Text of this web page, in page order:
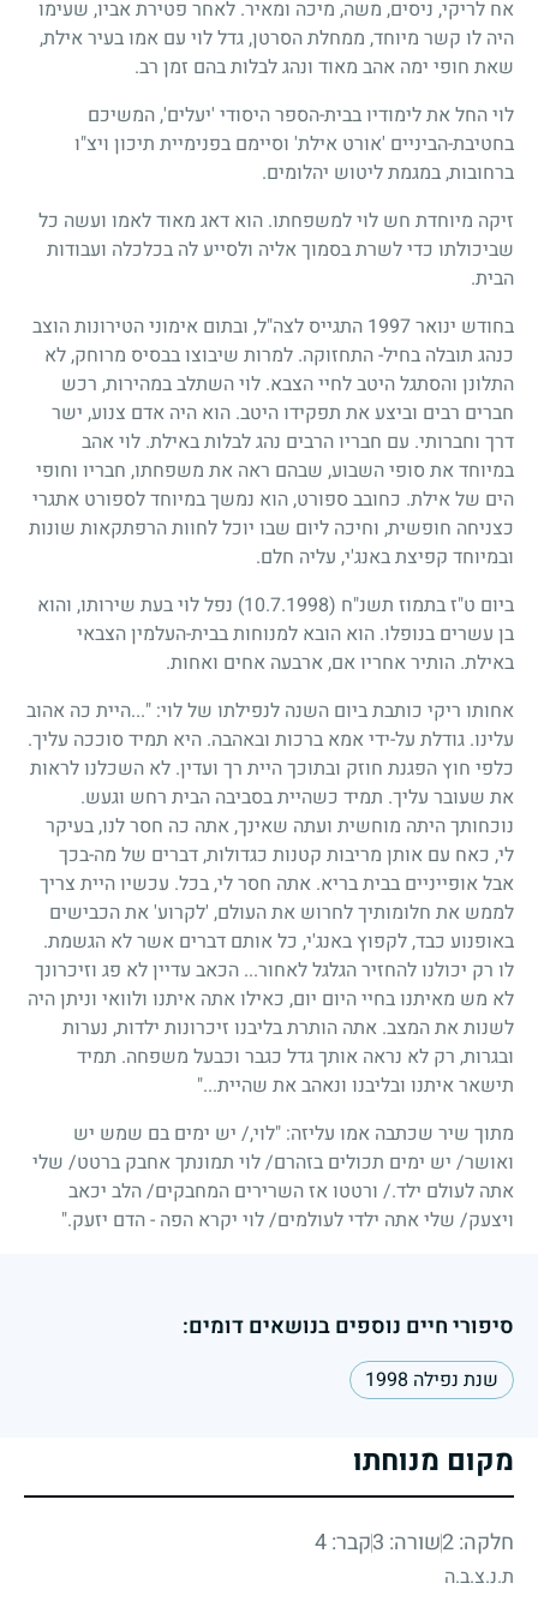
אח לריקי, ניסים, משה, מיכה ומאיר. לאחר פטירת אביו, שעימו
היה לו קשר מיוחד, ממחלת הסרטן, גדל לוי עם אמו בעיר אילת,
שאת חופי ימה אהב מאוד ונהג לבלות בהם זמן רב.
לוי החל את לימודיו בבית-הספר היסודי 'יעלים', המשיכם
בחטיבת-הביניים 'אורט אילת' וסיימם בפנימיית תיכון ויצ"ו
ברחובות, במגמת ליטוש יהלומים.
זיקה מיוחדת חש לוי למשפחתו. הוא דאג מאוד לאמו ועשה כל
שביכולתו כדי לשרת בסמוך אליה ולסייע לה בכלכלה ועבודות
הבית.
בחודש ינואר1997 התגייס לצה"ל, ובתום אימוני הטירונות הוצב
כנהג תובלה בחיל- התחזוקה. למרות שיבוצו בבסיס מרוחק, לא
התלונן והסתגל היטב לחיי הצבא. לוי השתלב במהירות, רכש
חברים רבים וביצע את תפקידו היטב. הוא היה אדם צנוע, ישר
דרך וחברותי. עם חבריו הרבים נהג לבלות באילת. לוי אהב
במיוחד את סופי השבוע, שבהם ראה את משפחתו, חבריו וחופי
הים של אילת. כחובב ספורט, הוא נמשך במיוחד לספורט אתגרי
כצניחה חופשית, וחיכה ליום שבו יוכל לחוות הרפתקאות שונות
ובמיוחד קפיצת באנג'י, עליה חלם.
ביום ט"ז בתמוז תשנ"ח (10.7.1998)
נפל לוי בעת שירותו, והוא
בן עשרים בנופלו. הוא הובא למנוחות בבית-העלמין הצבאי
באילת. הותיר אחריו אם, ארבעה אחים ואחות.
אחותו ריקי כותבת ביום השנה לנפילתו של לוי: "...היית כה אהוב
עלינו. גודלת על-ידי אמא ברכות ובאהבה. היא תמיד סוככה עליך.
כלפי חוץ הפגנת חוזק ובתוכך היית רך ועדין. לא השכלנו לראות
את שעובר עליך. תמיד כשהיית בסביבה הבית רחש וגעש.
נוכחותך היתה מוחשית ועתה שאינך, אתה כה חסר לנו, בעיקר
לי, כאח עם אותן מריבות קטנות כגדולות, דברים של מה-בכך
אבל אופייניים בבית בריא. אתה חסר לי, בכל. עכשיו היית צריך
לממש את חלומותיך לחרוש את העולם, 'לקרוע' את הכבישים
באופנוע כבד, לקפוץ באנג'י, כל אותם דברים אשר לא הגשמת.
לו רק יכולנו להחזיר הגלגל לאחור... הכאב עדיין לא פג וזיכרונך
לא מש מאיתנו בחיי היום יום, כאילו אתה איתנו ולוואי וניתן היה
לשנות את המצב. אתה הותרת בליבנו זיכרונות ילדות, נערות
ובגרות, רק לא נראה אותך גדל כגבר וכבעל משפחה. תמיד
תישאר איתנו ובליבנו ונאהב את שהיית..."
מתוך שיר שכתבה אמו עליזה: "לוי,/ יש ימים בם שמש יש
ואושר/ יש ימים תכולים בזהרם/לוי תמונתך אחבק ברטט/ שלי
אתה לעולם ילד./ ורטטו אז השרירים המחבקים/הלב יכאב
ויצעק/ שלי אתה ילדי לעולמים/לוי יקרא הפה - הדם יזעק."
סיפורי חיים נוספים בנושאים דומים:
שנת נפילה 1998
מקום מנוחתו
חלקה: 2 שורה: 3 קבר: 4
ת.נ.צ.ב.ה